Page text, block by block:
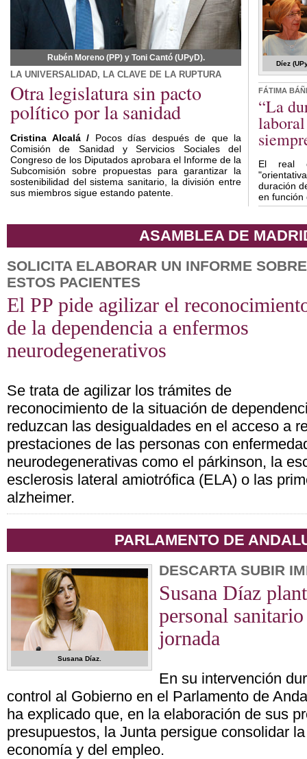
Rubén Moreno (PP) y Toni Cantó (UPyD).
LA UNIVERSALIDAD, LA CLAVE DE LA RUPTURA
Otra legislatura sin pacto
político por la sanidad
Cristina Alcalá / Pocos días después de que la
Comisión de Sanidad y Servicios Sociales del
Congreso de los Diputados aprobara el Informe de la
Subcomisión sobre propuestas para garantizar la
sostenibilidad del sistema sanitario, la división entre
sus miembros sigue estando patente.
Díez
FÁTIMA
“La
El real
duración
en función
ASAMBLEA DE
SOLICITA ELABORAR UN INFORME SOBRE
ESTOS PACIENTES
El PP pide agilizar el
de la dependencia a enfermos
neurodegenerativos
Se trata de agilizar los trámites de
reconocimiento de la situación de
reduzcan las desigualdades en el acceso a
prestaciones de las personas con
neurodegenerativas como el párkinson, la
esclerosis lateral amiotrófica (ELA) o las
alzheimer.
PARLAMENTO DE
Susana Díaz.
DESCARTA SUBIR
Susana Díaz
personal
jornada
En su intervención
control al Gobierno en el Parlamento de
ha explicado que, en la elaboración de sus
presupuestos, la Junta persigue consolidar
economía y del empleo.